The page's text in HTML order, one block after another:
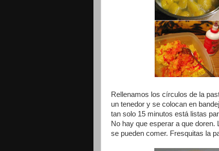
Rellenamos los círculos de la
un tenedor y se colocan en
tan solo 15 minutos está listas
No hay que esperar a que
se pueden comer. Fresquitas la